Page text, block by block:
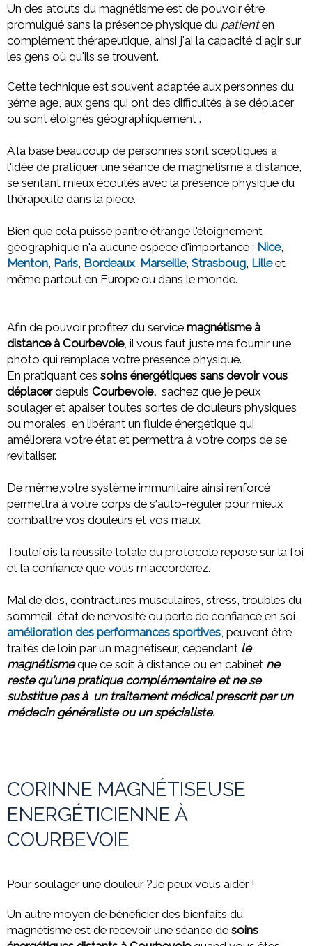
Un des atouts du magnétisme est de pouvoir être
promulgué sans la présence physique du patienten
complément thérapeutique, ainsi j'ai la capacité d'agir sur
les gens où qu'ils se trouvent.
Cette technique est souvent adaptée aux personnes du
3éme age, aux gens qui ont des difficultés à se déplacer
ou sont éloignés géographiquement .
A la base beaucoup de personnes sont sceptiques à
l'idée de pratiquer une séance de magnétisme à distance,
se sentant mieux écoutés avec la présence physique du
thérapeute dans la pièce.
Bien que cela puisse parître étrange l'éloignement
géographique n'a aucune espèce d'importance : Nice,
Menton, Paris, Bordeaux, Marseille, Strasboug, Lilleet
même partout en Europe ou dans le monde.
Afin de pouvoir profitez du service magnétisme à
distance à Courbevoie, il vous faut juste me fournir une
photo qui remplace votre présence physique.
En pratiquant ces soins énergétiques sans devoir vous
déplacerdepuis Courbevoie, sachez que je peux
soulager et apaiser toutes sortes de douleurs physiques
ou morales, en libérant un fluide énergétique qui
améliorera votre état et permettra à votre corps de se
revitaliser.
De même,votre système immunitaire ainsi renforcé
permettra à votre corps de s'auto-réguler pour mieux
combattre vos douleurs et vos maux.
Toutefois la réussite totale du protocole repose sur la foi
et la confiance que vous m'accorderez.
Mal de dos, contractures musculaires, stress, troubles du
sommeil, état de nervosité ou perte de confiance en soi,
amélioration des performances sportives, peuvent être
traités de loin par un magnétiseur, cependant le
magnétismeque ce soit à distance ou en cabinet ne
reste qu'une pratique complémentaire et ne se
substitue pas à un traitement médical prescrit par un
médecin généraliste ou un spécialiste.
CORINNE MAGNÉTISEUSE
ENERGÉTICIENNE À
COURBEVOIE
Pour soulager une douleur ?Je peux vous aider !
Un autre moyen de bénéficier des bienfaits du
magnétisme est de recevoir une séance de soins